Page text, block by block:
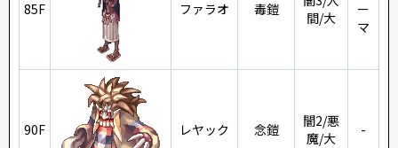
85F ファラオ 毒鎧
間/大
ー
マ
90F レヤック 念鎧
闇2/悪
魔/大
-